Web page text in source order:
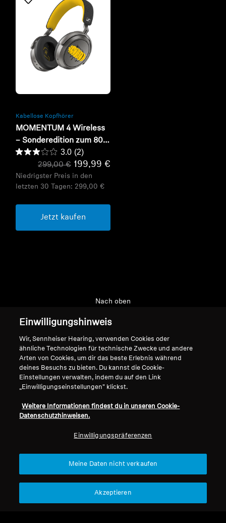
Kabellose Kopfhörer
MOMENTUM 4 Wireless
– Sonderedition zum 80-
jährigen Jubiläum
3.0 (2)
299,00 € 199,99 €
Niedrigster Preis in den
letzten 30 Tagen: 299,00 €
Jetzt kaufen
Support
Nach oben
Impressum
Vertrag widerrufen
Globale Datenschutzrichtlinie
Allgemeine
Online-Verkäufe an Verbraucher
Offenlegung von Schwachstellen
Unser Unternehmen
Pressekontakte
Brand Ambassadors
Einwilligungshinweis
Wir, Sennheiser Hearing, verwenden Cookies oder
ähnliche Technologien für technische Zwecke und andere
Arten von Cookies, um dir das beste Erlebnis während
deines Besuchs zu bieten. Du kannst die Cookie-
Einstellungen verwalten, indem du auf den Link
„Einwilligungseinstellungen" klickst.
Weitere Informationen findest du in unseren Cookie-
Datenschutzhinweisen.
Einwilligungspräferenzen
Meine Daten nicht verkaufen
Akzeptieren